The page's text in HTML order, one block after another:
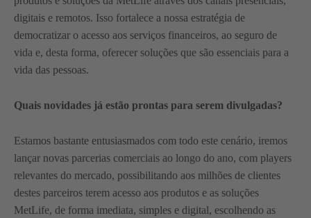
digitais e remotos. Isso fortalece a nossa estratégia de
democratizar o acesso aos serviços financeiros, ao seguro de
vida e, desta forma, oferecer soluções que são essenciais para a
vida das pessoas.
Quais novidades já estão prontas para serem divulgadas?
Estamos bastante entusiasmados com todo este cenário, iremos
lançar novas parcerias comerciais ao longo do ano, com players
relevantes do mercado, possibilitando aos milhões de clientes
destes parceiros terem acesso aos produtos e as soluções
MetLife, de forma imediata, simples e digital, escolhendo as